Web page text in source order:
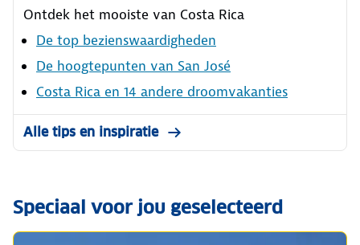
Ontdek het mooiste van Costa Rica
De top bezienswaardigheden
De hoogtepunten van San José
Costa Rica en 14 andere droomvakanties
Alle tips en inspiratie
Speciaal voor jou geselecteerd